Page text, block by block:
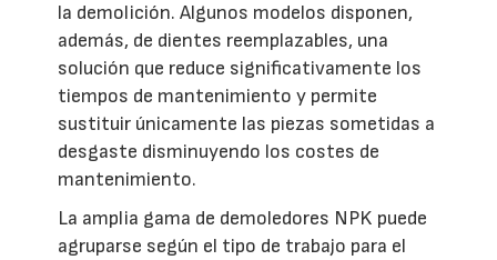
la demolición. Algunos modelos disponen,
además, de dientes reemplazables, una
solución que reduce significativamente los
tiempos de mantenimiento y permite
sustituir únicamente las piezas sometidas a
desgaste disminuyendo los costes de
mantenimiento.
La amplia gama de demoledores NPK puede
agruparse según el tipo de trabajo para el